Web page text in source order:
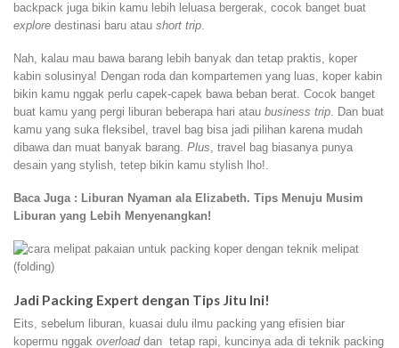
backpack juga bikin kamu lebih leluasa bergerak, cocok banget buat
explore destinasi baru atau short trip.
Nah, kalau mau bawa barang lebih banyak dan tetap praktis, koper
kabin solusinya! Dengan roda dan kompartemen yang luas, koper kabin
bikin kamu nggak perlu capek-capek bawa beban berat. Cocok banget
buat kamu yang pergi liburan beberapa hari atau business trip. Dan buat
kamu yang suka fleksibel, travel bag bisa jadi pilihan karena mudah
dibawa dan muat banyak barang. Plus, travel bag biasanya punya
desain yang stylish, tetep bikin kamu stylish lho!.
Baca Juga : Liburan Nyaman ala Elizabeth. Tips Menuju Musim
Liburan yang Lebih Menyenangkan!
Jadi Packing Expert dengan Tips Jitu Ini!
Eits, sebelum liburan, kuasai dulu ilmu packing yang efisien biar
kopermu nggak overload dan tetap rapi, kuncinya ada di teknik packing